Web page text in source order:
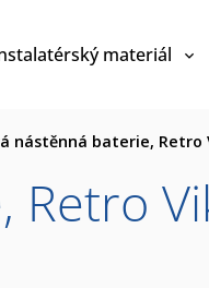
materiál
nástěnná baterie, Retro